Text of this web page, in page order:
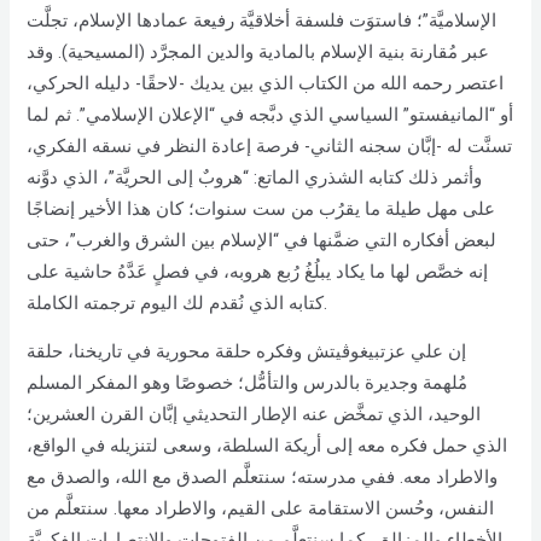
الإسلاميَّة”؛ فاستوَت فلسفة أخلاقيَّة رفيعة عمادها الإسلام، تجلَّت
عبر مُقارنة بنية الإسلام بالمادية والدين المجرَّد (المسيحية). وقد
اعتصر رحمه الله من الكتاب الذي بين يديك -لاحقًا- دليله الحركي،
أو “المانيفستو” السياسي الذي دبَّجه في “الإعلان الإسلامي”. ثم لما
تسنَّت له -إبَّان سجنه الثاني- فرصة إعادة النظر في نسقه الفكري،
وأثمر ذلك كتابه الشذري الماتع: “هروبٌ إلى الحريَّة”، الذي دوَّنه
على مهل طيلة ما يقرُب من ست سنوات؛ كان هذا الأخير إنضاجًا
لبعض أفكاره التي ضمَّنها في “الإسلام بين الشرق والغرب”، حتى
إنه خصَّص لها ما يكاد يبلُغُ رُبع هروبه، في فصلٍ عَدَّهُ حاشية على
كتابه الذي نُقدم لك اليوم ترجمته الكاملة.
إن علي عزتبيغوڤيتش وفكره حلقة محورية في تاريخنا، حلقة
مُلهمة وجديرة بالدرس والتأمُّل؛ خصوصًا وهو المفكر المسلم
الوحيد، الذي تمخَّض عنه الإطار التحديثي إبَّان القرن العشرين؛
الذي حمل فكره معه إلى أريكة السلطة، وسعى لتنزيله في الواقع،
والاطراد معه. ففي مدرسته؛ سنتعلَّم الصدق مع الله، والصدق مع
النفس، وحُسن الاستقامة على القيم، والاطراد معها. سنتعلَّم من